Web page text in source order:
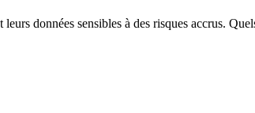
leurs données sensibles à des risques accrus.